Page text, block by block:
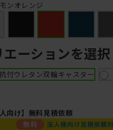
ンオレンジ
エーションを選択
付ウレタン双輪キャスター
向け】無料見積依頼